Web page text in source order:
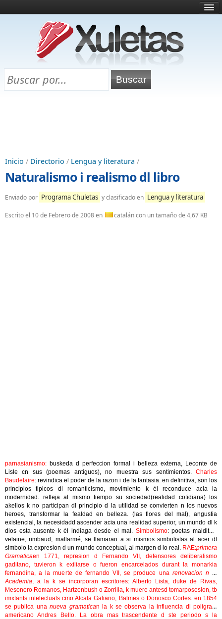
¿Qué es esto?
Directorio
Chuletas para exámenes
Inicio / Directorio / Lengua y literatura /
Naturalismo i realismo dl libro
Enviado por Programa Chuletas y clasificado en Lengua y literatura
Escrito el 10 de Febrero de 2008en catalán con un tamaño de 4,67 KB
parnasianismo: buskeda d perfeccion formal i belleza externa, Leconte de
Lisle cn sus (poemas antiguos), no muestra sus sentimientos. Charles
Baudelaire: revindica el poder de la razon i de la fantasia. en definitiva, son los
principios tipicos dl romanticismo, movimiento k èl reconduce acia la
modernidad. refleja al mismo tiempo su sociedad(realidad cotidiana) tos
akellos k no participan dl principio d la utilidad se convierten n los nuevos
heroes, transformar la fealdad en belleza. (las flores del mal), angustia
existencial, la necesidadd ascender acia una realidad superior, un mundo dl k
dios esta ausente k él indiaga desde el mal. Simbolismo: poetas malditos:
velaine, rimbaud, mallarmé, se llamaran a si mismos simbolistas al acer dl
simbolo la expresion d un mundo conceptual, al margen d lo real. RAE:primera
Gramaticaen 1771, represion d Fernando VII, defensores deliberalismo
gaditano, tuvieron k exiliarse o fueron encarcelados durant la monarkia
fernandina, a la muerte de fernando VII, se produce una renovacion n la
Academia, a la k se incorporan escritores: Alberto Lista, duke de Rivas,
Mesonero Romanos, Hartzenbush o Zorrilla, k muere antesd tomarposesion, tb
imxtants intelectuals cmo Alcala Galiano, Balmes o Donosco Cortes. en 1854
se publica unanueva gramatican la k se observa la influencia dl poligrafo
americano Andres Bello. La obra mas trascendente d ste periodo s la